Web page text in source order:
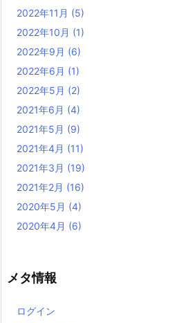
2022年11月 (5)
2022年10月 (1)
2022年9月 (6)
2022年6月 (1)
2022年5月 (2)
2021年6月 (4)
2021年5月 (9)
2021年4月 (11)
2021年3月 (19)
2021年2月 (16)
2020年5月 (4)
2020年4月 (6)
メタ情報
ログイン